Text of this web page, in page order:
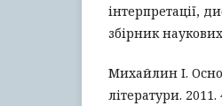
інтерпретації,
збірник
Михайлин І.
літератури. 2011.